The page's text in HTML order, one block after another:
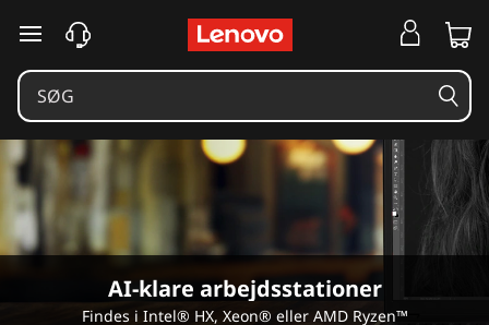
A
k
a
r
AI-klare arbejdsstationer
Findes i Intel® HX, Xeon® eller AMD Ryzen™